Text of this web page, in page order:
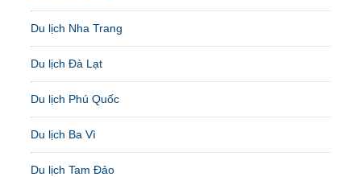
Du lịch Nha Trang
Du lịch Đà Lạt
Du lịch Phú Quốc
Du lịch Ba Vì
Du lịch Tam Đảo